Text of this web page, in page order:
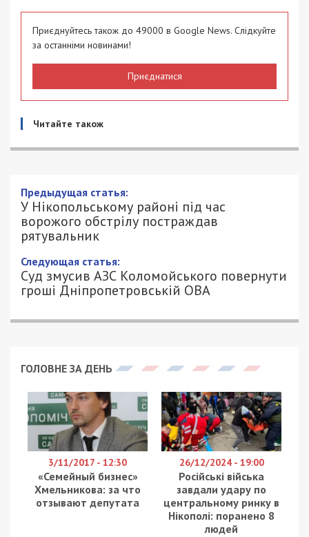
Приєднуйтесь також до 49000 в Google News. Слідкуйте
за останніми новинами!
Приєднатися
Читайте також
Предыдущая статья:
У Нікопольському районі під час
ворожого обстрілу постраждав
рятувальник
Следующая статья:
Суд змусив АЗС Коломойського повернути
гроші Дніпропетровській ОВА
ГОЛОВНЕ ЗА ДЕНЬ
3/11/2017 - 12:30
«Семейный бизнес»
Хмельникова: за что
отзывают депутата
26/12/2024 - 19:00
Російські війська
завдали удару по
центральному ринку в
Нікополі: поранено 8
людей